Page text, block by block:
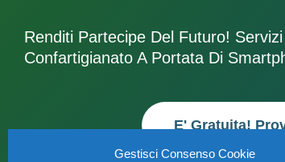
Gestisci Consenso Cookie
Renditi Partecipe Del Futuro!
Confartigianato A Portata Di
E' Gratuita!